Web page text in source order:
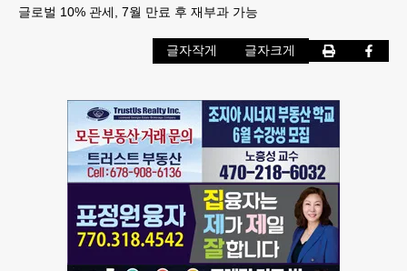
글로벌 10% 관세, 7월 만료 후 재부과 가능
글자작게 글자크게